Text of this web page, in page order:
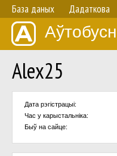
База даных Дадаткова
Alex25
Дата рэгістрацыі:
Час у карыстальнiка:
Быў на сайце: